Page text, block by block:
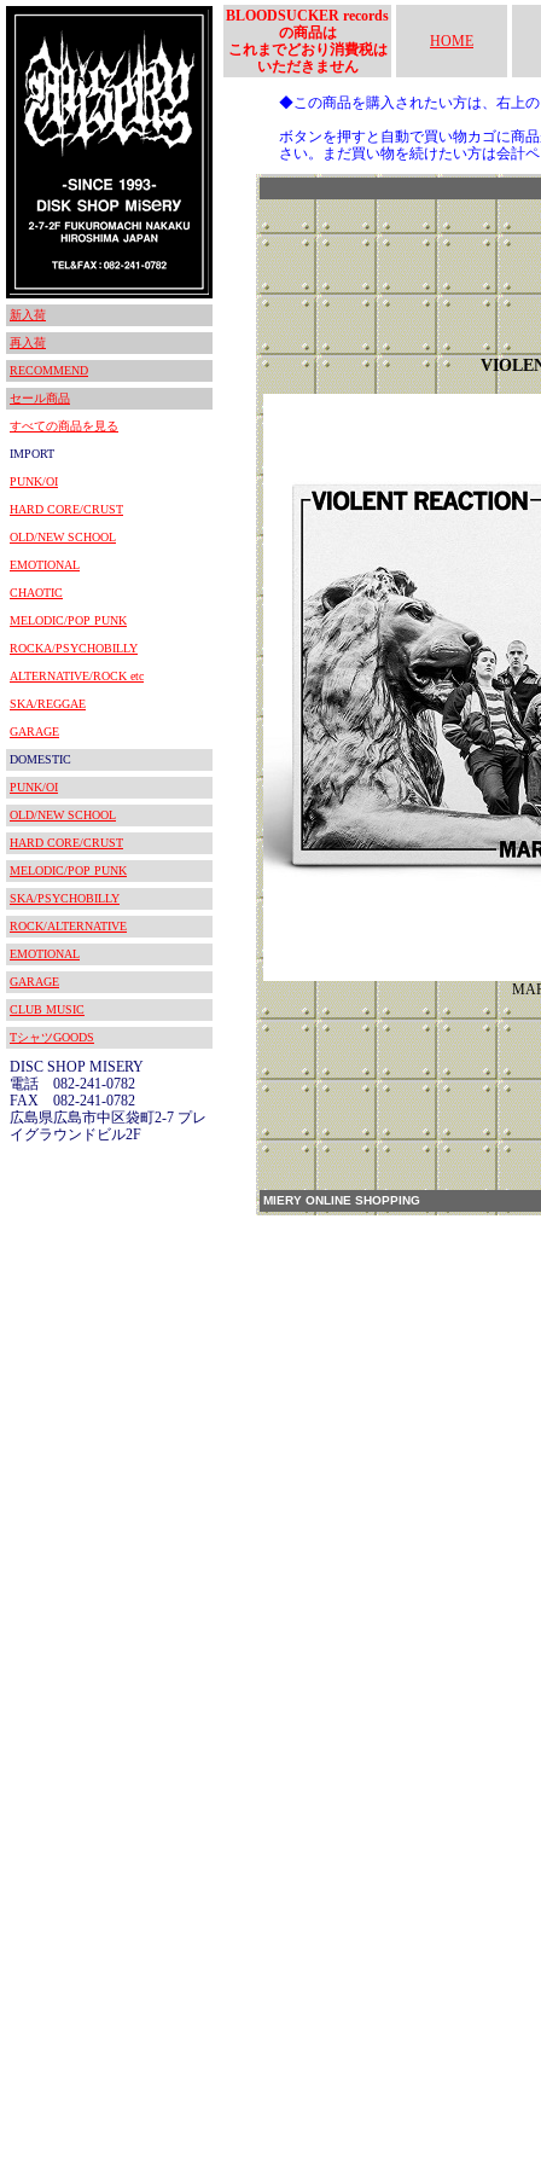
新入荷
再入荷
RECOMMEND
セール商品
すべての商品を見る
IMPORT
PUNK/OI
HARD CORE/CRUST
OLD/NEW SCHOOL
EMOTIONAL
CHAOTIC
MELODIC/POP PUNK
ROCKA/PSYCHOBILLY
ALTERNATIVE/ROCK etc
SKA/REGGAE
GARAGE
DOMESTIC
PUNK/OI
OLD/NEW SCHOOL
HARD CORE/CRUST
MELODIC/POP PUNK
SKA/PSYCHOBILLY
ROCK/ALTERNATIVE
EMOTIONAL
GARAGE
CLUB MUSIC
TシャツGOODS
DISC SHOP MISERY
電話 082-241-0782
FAX 082-241-0782
広島県広島市中区袋町2-7 プレ
イグラウンドビル2F
BLOODSUCKER records
の商品は
これまでどおり消費税は
いただきません
HOME
◆この商品を購入されたい方は、右上
ボタンを押すと自動で買い物カゴに商
さい。まだ買い物を続けたい方は会計
MIERY ONLINE SHOPPING